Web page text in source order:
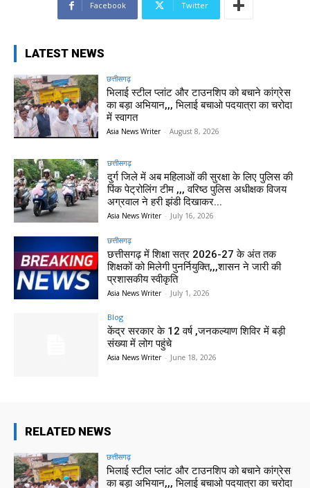
Facebook Twitter
LATEST NEWS
छत्तीसगढ़
भिलाई स्टील प्लांट और टाउनशिप को बचाने कांग्रेस
का बड़ा अभियान,,, भिलाई बचाओ पदयात्रा का चरोदा
में स्वागत
Asia News Writer - August 8, 2026
छत्तीसगढ़
दुर्ग जिले में अब महिलाओं की सुरक्षा के लिए पुलिस की
पिंक पेट्रोलिंग टीम ,,, वरिष्ठ पुलिस अधीक्षक विजय
अग्रवाल ने हरी झंडी दिखाकर...
Asia News Writer - July 16, 2026
छत्तीसगढ़
छत्तीसगढ़ में शिक्षा सत्र 2026-27 के अंत तक
शिक्षकों को मिलेगी पुनर्नियुक्ति,,,शासन ने जारी की
प्रशासकीय स्वीकृति
Asia News Writer - July 1, 2026
Blog
केंद्र सरकार के 12 वर्ष ,जनकल्याण शिविर में बड़ी
संख्या में लोग पहुंचे
Asia News Writer - June 18, 2026
RELATED NEWS
छत्तीसगढ़
भिलाई स्टील प्लांट और टाउनशिप को बचाने कांग्रेस
का बड़ा अभियान,,, भिलाई बचाओ पदयात्रा का चरोदा